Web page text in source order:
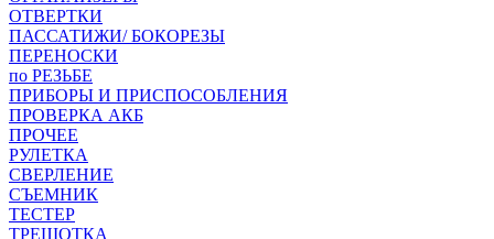
ОТВЕРТКИ
ПАССАТИЖИ/ БОКОРЕЗЫ
ПЕРЕНОСКИ
по РЕЗЬБЕ
ПРИБОРЫ И ПРИСПОСОБЛЕНИЯ
ПРОВЕРКА АКБ
ПРОЧЕЕ
РУЛЕТКА
СВЕРЛЕНИЕ
СЪЕМНИК
ТЕСТЕР
ТРЕЩОТКА